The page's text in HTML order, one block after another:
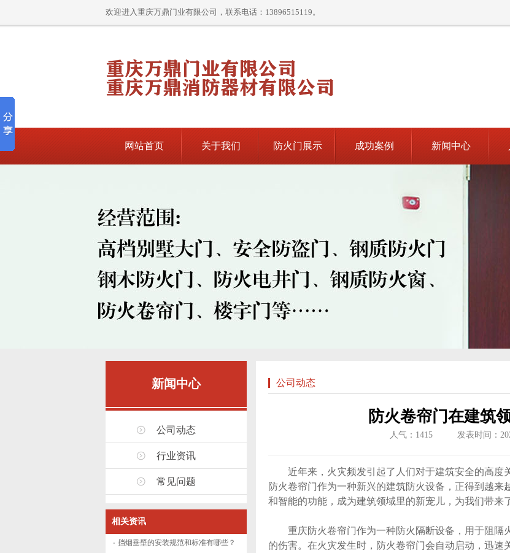
欢迎进入重庆万鼎门业有限公司，联系电话：13896515119。
网站首页 关于我们 防火门展示 成功案例 新闻中心
新闻中心
公司动态
行业资讯
常见问题
相关资讯
挡烟垂壁的安装规范和标准有哪些？
公司动态
防火卷帘门在建筑
人气： 1415 发表时间：
近年来，火灾频发引起了人们对于建筑安全的高度
防火卷帘门作为一种新兴的建筑防火设备，正得到越
和智能的功能，成为建筑领域里的新宠儿，为我们带来
重庆防火卷帘门作为一种防火隔断设备，用于阻隔
的伤害。在火灾发生时，防火卷帘门会自动启动，迅